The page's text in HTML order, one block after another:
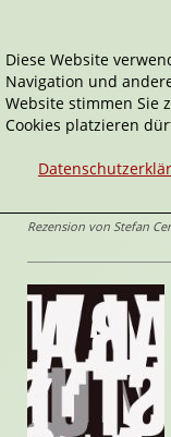
Home
Ein Sturz in
Ein Sturz
Rezension von Stefan
Diese Website
Navigation und
Website stimmen Sie
Cookies platzieren